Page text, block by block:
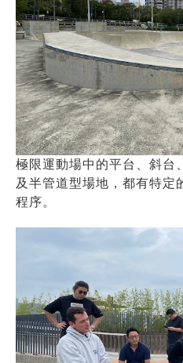
極限運動場中的平台、斜台
及半管道型場地，都有特定
程序。